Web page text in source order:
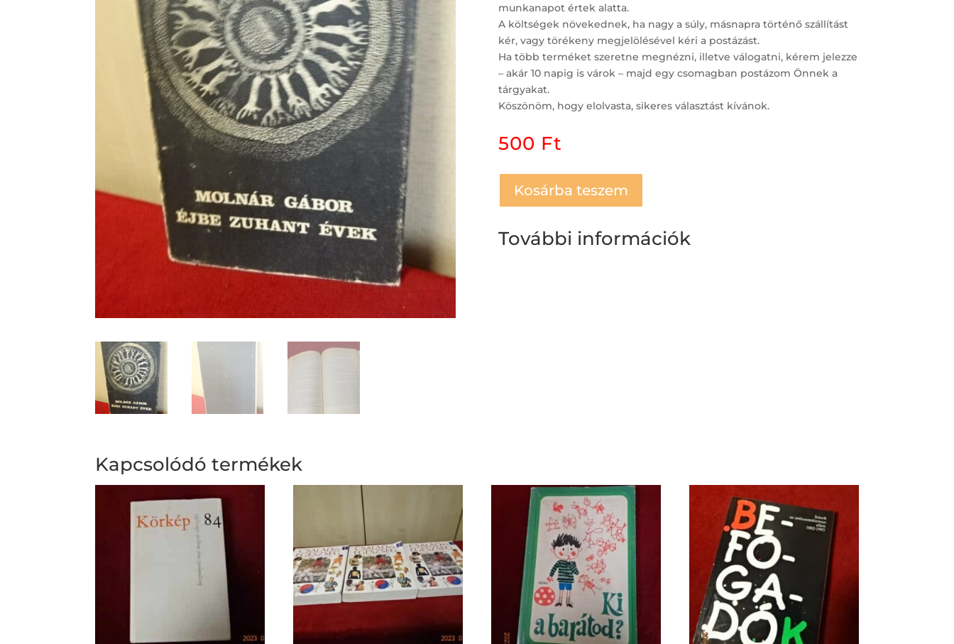
munkanapot értek alatta.
A költségek növekednek, ha nagy a súly, másnapra történő szállítást
kér, vagy törékeny megjelölésével kéri a postázást.
Ha több terméket szeretne megnézni, illetve válogatni, kérem jelezze
– akár 10 napig is várok – majd egy csomagban postázom Önnek a
tárgyakat.
Köszönöm, hogy elolvasta, sikeres választást kívánok.
500 Ft
Kosárba teszem
További információk
Kapcsolódó termékek